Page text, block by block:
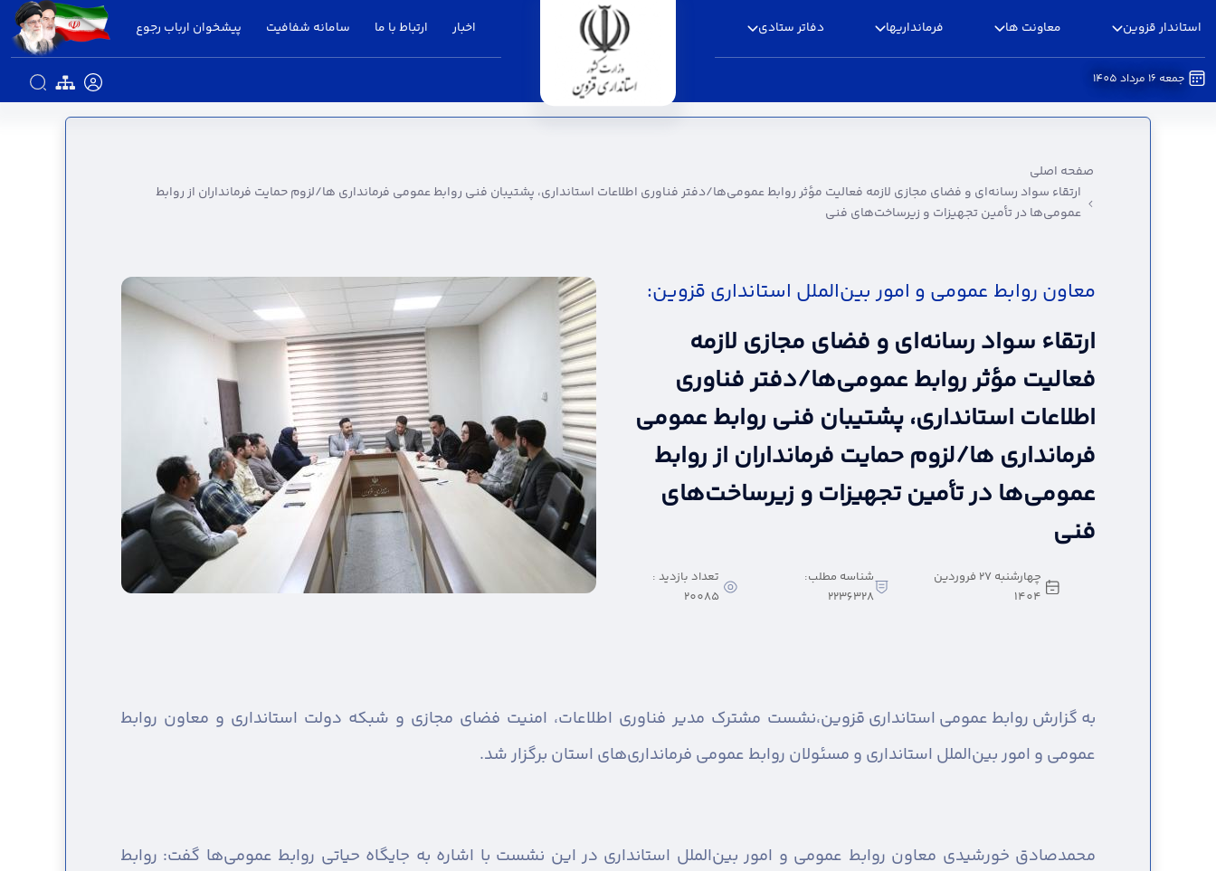
استاندار قزوین معاونت ها فرمانداریها دفاتر ستادی اخبار ارتباط با ما سامانه شفافیت پیشخوان ارباب رجوع
جمعه 16 مرداد 1405
ارتقاء سواد رسانه‌ای و فضای مجازی لازمه فعالیت مؤثر روابط عمومی‌ها/دفتر فناوری اطلاعات استانداری، پشتیبان فنی روابط عمومی فرمانداری‌ ها/
صفحه اصلی
ارتقاء سواد رسانه‌ای و فضای مجازی لازمه فعالیت مؤثر روابط عمومی‌ها/دفتر فناوری اطلاعات استانداری، پشتیبان فنی روابط عمومی فرمانداری‌ ها/لزوم حمایت فرمانداران از روابط
عمومی‌ها در تأمین تجهیزات و زیرساخت‌های فنی
معاون روابط عمومی و امور بین‌الملل استانداری قزوین:
ارتقاء سواد رسانه‌ای و فضای مجازی لازمه
فعالیت مؤثر روابط عمومی‌ها/دفتر فناوری
اطلاعات استانداری، پشتیبان فنی روابط عمومی
فرمانداری‌ ها/لزوم حمایت فرمانداران از روابط
عمومی‌ها در تأمین تجهیزات و زیرساخت‌های
فنی
چهارشنبه 27 فروردین
1404
شناسه مطلب:
2236328
تعداد بازدید :
20085
به گزارش روابط عمومی استانداری قزوین،نشست مشترک مدیر فناوری اطلاعات، امنیت فضای مجازی و شبکه دولت استانداری و معاون روابط
عمومی و امور بین‌الملل استانداری و مسئولان روابط عمومی فرمانداری‌های استان برگزار شد.
محمدصادق خورشیدی معاون روابط عمومی و امور بین‌الملل استانداری در این نشست با اشاره به جایگاه حیاتی روابط عمومی‌ها گفت: روابط